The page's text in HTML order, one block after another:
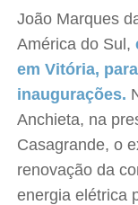
João Marques
América do Sul,
em Vitória,
inaugurações.
Anchieta, na
Casagrande, o
renovação da
energia elétrica